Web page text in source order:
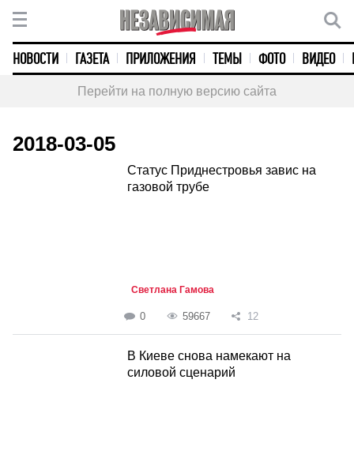
НОВОСТИ ГАЗЕТА ПРИЛОЖЕНИЯ ТЕМЫ ФОТО ВИДЕО
Перейти на полную версию сайта
2018-03-05
Статус Приднестровья завис на
газовой трубе
Светлана Гамова
0 59667 12
В Киеве снова намекают на
силовой сценарий